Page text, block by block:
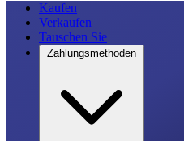
Kaufen
Verkaufen
Tauschen Sie
Zahlungsmethoden